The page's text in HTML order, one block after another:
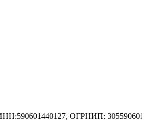
ИНН:590601440127, ОГРНИП: